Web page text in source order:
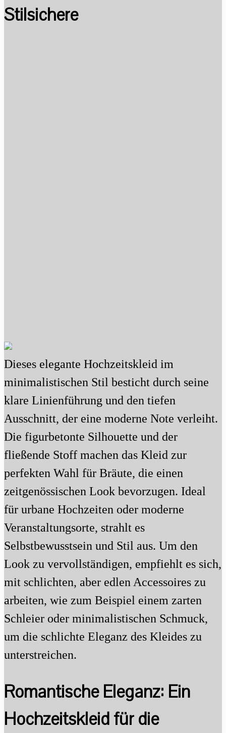
Stilsichere
Dieses elegante Hochzeitskleid im
minimalistischen Stil besticht durch seine
klare Linienführung und den tiefen
Ausschnitt, der eine moderne Note verleiht.
Die figurbetonte Silhouette und der
fließende Stoff machen das Kleid zur
perfekten Wahl für Bräute, die einen
zeitgenössischen Look bevorzugen. Ideal
für urbane Hochzeiten oder moderne
Veranstaltungsorte, strahlt es
Selbstbewusstsein und Stil aus. Um den
Look zu vervollständigen, empfiehlt es sich,
mit schlichten, aber edlen Accessoires zu
arbeiten, wie zum Beispiel einem zarten
Schleier oder minimalistischen Schmuck,
um die schlichte Eleganz des Kleides zu
unterstreichen.
Romantische Eleganz: Ein
Hochzeitskleid für die